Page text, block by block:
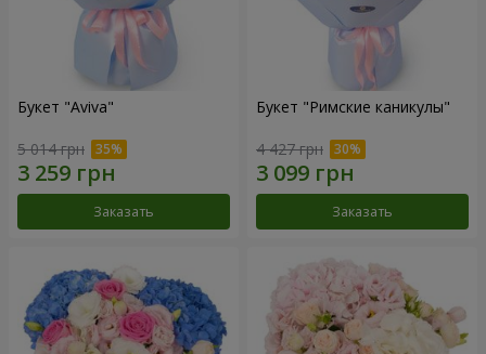
Букет "Aviva"
5 014 грн
Заказать
Букет "Римские каникулы"
4 427 грн
Заказать